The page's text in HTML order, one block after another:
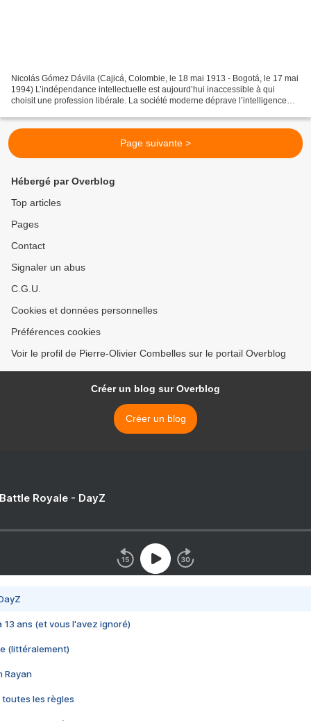
Nicolás Gómez Dávila (Cajicá, Colombie, le 18 mai 1913 - Bogotá, le 17 mai
1994) L’indépendance intellectuelle est aujourd’hui inaccessible à qui
choisit une profession libérale. La société moderne déprave l’intelligence
Page suivante >
Hébergé par Overblog
Top articles
Pages
Contact
Signaler un abus
C.G.U.
Cookies et données personnelles
Préférences cookies
Voir le profil de Pierre-Olivier Combelles sur le portail Overblog
Créer un blog sur Overblog
Créer un blog
Royale - DayZ
13 ans (et vous l'avez ignoré)
(littéralement)
Rayan
toutes les règles